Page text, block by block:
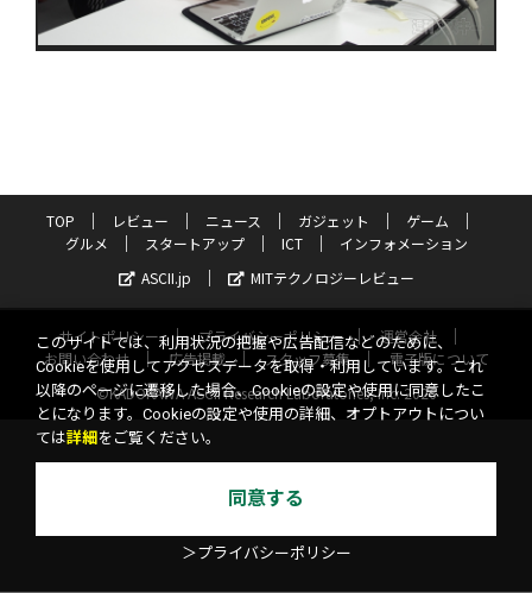
TOP レビュー ニュース ガジェット
ゲーム
グルメ
スタートアップ ICT
インフォメーション
ASCII.jp
MITテクノロジーレビュー
サイトポリシー プライバシーポリシー
運営会社
お問い合わせ
広告掲載 スタッフ募集
電子版について
©KADOKAWA ASCII Research Laboratories, Inc. 2026
このサイトでは、利用状況の把握や広告配信などのために、
Cookieを使用してアクセスデータを取得・利用しています。これ
以降のページに遷移した場合、Cookieの設定や使用に同意したこ
とになります。Cookieの設定や使用の詳細、オプトアウトについ
ては詳細 をご覧ください。
同意する
＞プライバシーポリシー